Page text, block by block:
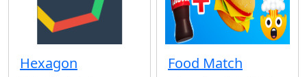
Hexagon Food Match